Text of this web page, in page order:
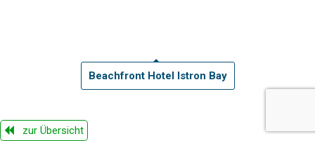
Beachfront Hotel Istron Bay
zur Übersicht